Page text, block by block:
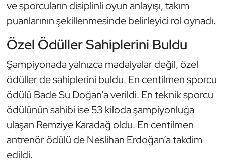
ve sporcuların disiplinli oyun anlayışı, takım
puanlarının şekillenmesinde belirleyici rol oynadı.
Özel Ödüller Sahiplerini Buldu
Şampiyonada yalnızca madalyalar değil, özel
ödüller de sahiplerini buldu. En centilmen sporcu
ödülü Bade Su Doğan’a verildi. En teknik sporcu
ödülünün sahibi ise 53 kiloda şampiyonluğa
ulaşan Remziye Karadağ oldu. En centilmen
antrenör ödülü de Neslihan Erdoğan’a takdim
edildi.
Muay Thai
Okçuluk
Optimist
Oryantiring
Özel Sporcular
Paralimpik